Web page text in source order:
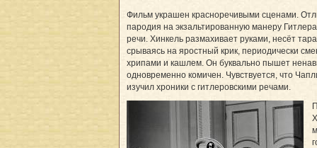
Фильм украшен красноречивыми сценами.
пародия на экзальтированную манеру
речи. Хинкель размахивает руками, несёт
срываясь на яростный крик, периодически
хрипами и кашлем. Он буквально пышет
одновременно комичен. Чувствуется, что
изучил хроники с гитлеровскими речами.